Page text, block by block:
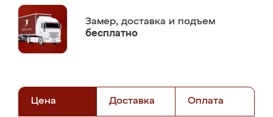
Замер, доставка и подъем
бесплатно
Цена Доставка Оплата